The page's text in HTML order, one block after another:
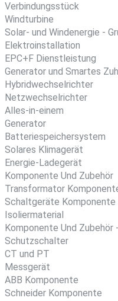
Verbindungsstück
Windturbine
Solar- und Windenergie -
Elektroinstallation
EPC+F Dienstleistung
Generator und Smartes
Hybridwechselrichter
Netzwechselrichter
Alles-in-einem
Generator
Batteriespeichersystem
Solares Klimagerät
Energie-Ladegerät
Komponente Und Zubehör
Transformator
Schaltgeräte Komponente
Isoliermaterial
Komponente Und Zubehör
Schutzschalter
CT und PT
Messgerät
ABB Komponente
Schneider Komponente